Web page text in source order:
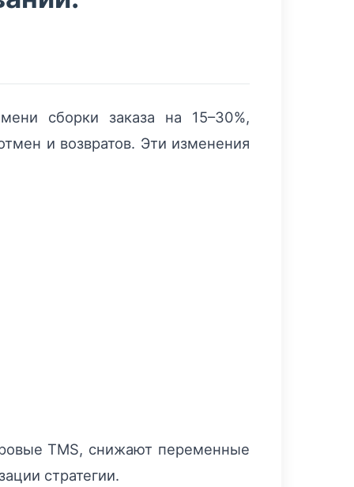
сборки заказа на 15–30%,
и возвратов. Эти изменения
TMS, снижают переменные
стратегии.